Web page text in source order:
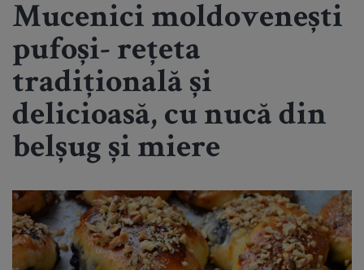
Mucenici moldovenești
pufoși- rețeta
tradițională și
delicioasă, cu nucă din
belșug și miere